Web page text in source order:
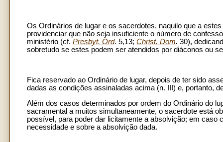
Os Ordinários de lugar e os sacerdotes, naquilo que a
providenciar que não seja insuficiente o número de
ministério (cf. Presbyt. Ord. 5,13; Christ. Dom. 30),
sobretudo se estes podem ser atendidos por diáconos ou
Fica reservado ao Ordinário de lugar, depois de ter sido
dadas as condições assinaladas acima (n. III) e, portanto,
Além dos casos determinados por ordem do Ordinário do
sacramental a muitos simultaneamente, o sacerdote está
possível, para poder dar licitamente a absolvição; em caso
necessidade e sobre a absolvição dada.